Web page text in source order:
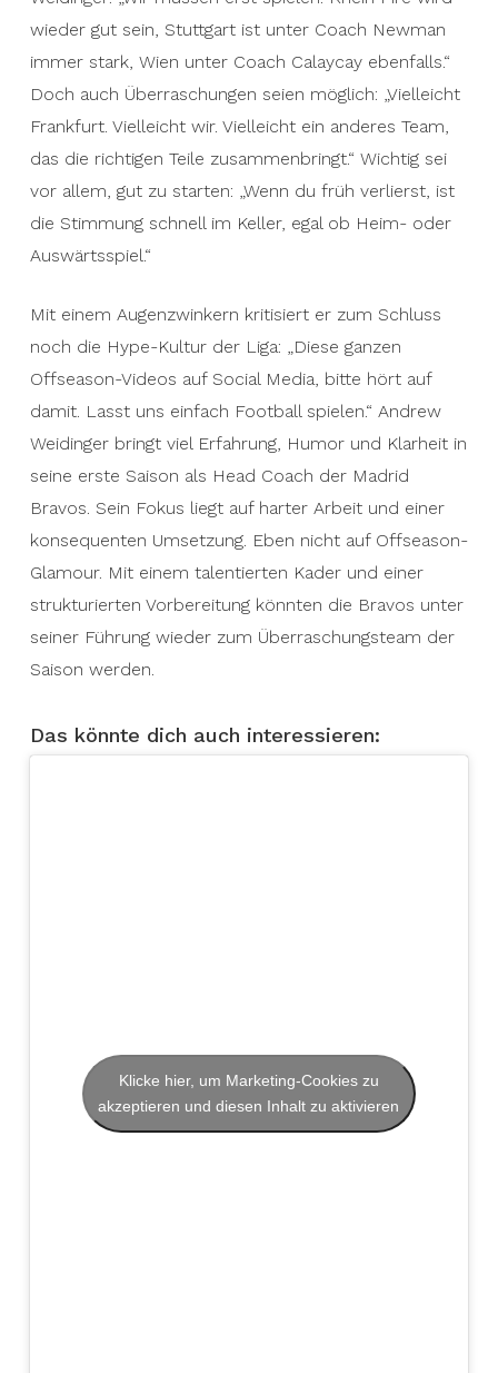
wieder gut sein, Stuttgart ist unter Coach Newman
immer stark, Wien unter Coach Calaycay ebenfalls.“
Doch auch Überraschungen seien möglich: „Vielleicht
Frankfurt. Vielleicht wir. Vielleicht ein anderes Team,
das die richtigen Teile zusammenbringt.“ Wichtig sei
vor allem, gut zu starten: „Wenn du früh verlierst, ist
die Stimmung schnell im Keller, egal ob Heim- oder
Auswärtsspiel.“
Mit einem Augenzwinkern kritisiert er zum Schluss
noch die Hype-Kultur der Liga: „Diese ganzen
Offseason-Videos auf Social Media, bitte hört auf
damit. Lasst uns einfach Football spielen.“ Andrew
Weidinger bringt viel Erfahrung, Humor und Klarheit in
seine erste Saison als Head Coach der Madrid
Bravos. Sein Fokus liegt auf harter Arbeit und einer
konsequenten Umsetzung. Eben nicht auf Offseason-
Glamour. Mit einem talentierten Kader und einer
strukturierten Vorbereitung könnten die Bravos unter
seiner Führung wieder zum Überraschungsteam der
Saison werden.
Das könnte dich auch interessieren:
Klicke hier, um Marketing-Cookies zu
akzeptieren und diesen Inhalt zu aktivieren